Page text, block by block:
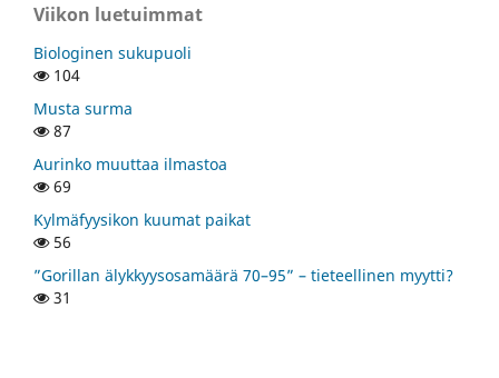
Viikon luetuimmat
Biologinen sukupuoli
104
Musta surma
87
Aurinko muuttaa ilmastoa
69
Kylmäfyysikon kuumat paikat
56
”Gorillan älykkyysosamäärä 70–95” – tieteellinen myytti?
31